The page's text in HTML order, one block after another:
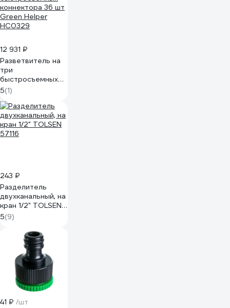
12 931 ₽
Разветвитель на
три
быстросъемных
коннектора 36 шт
Green Helper
HC0329
5(1)
243 ₽
Разделитель
двухканальный, на
кран 1/2" TOLSEN
57116
5(9)
41 ₽ /шт